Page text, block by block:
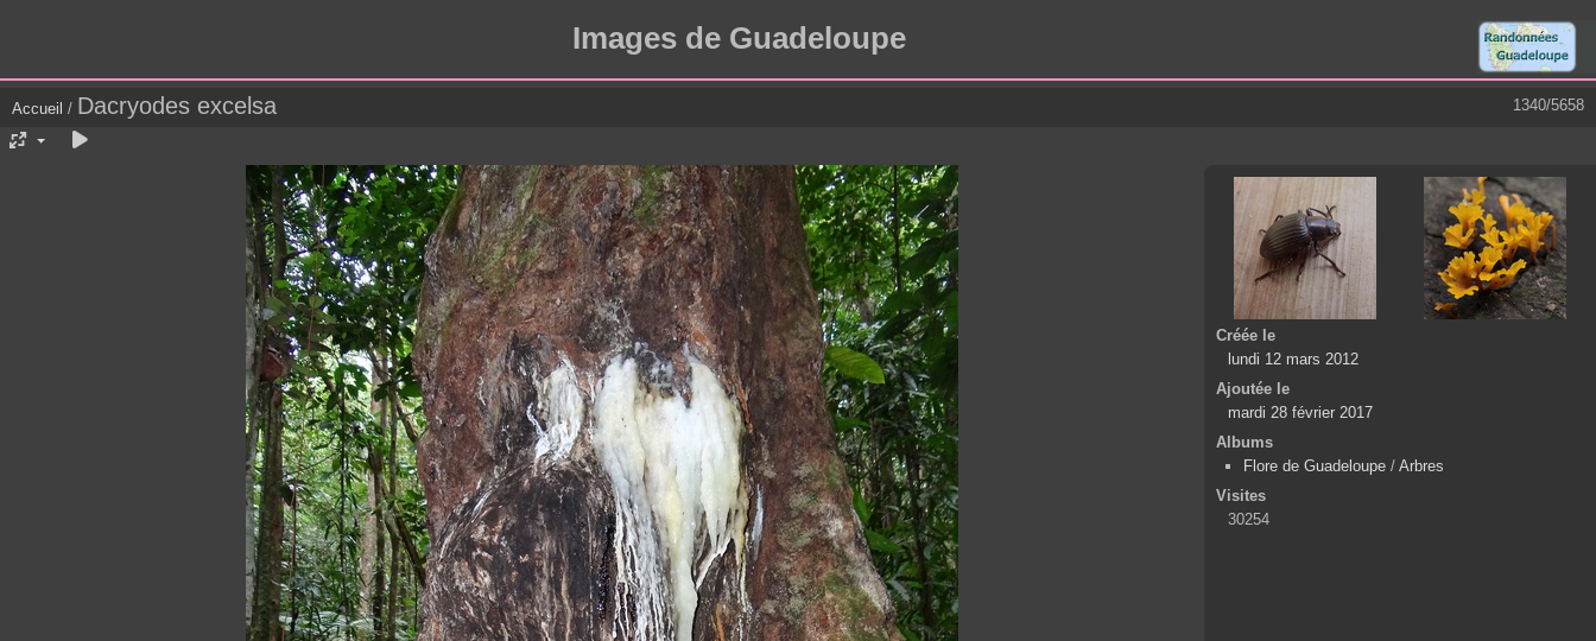
Images de Guadeloupe
1340/5658
Accueil / Dacryodes excelsa
Créée le
lundi 12 mars 2012
Ajoutée le
mardi 28 février 2017
Albums
Flore de Guadeloupe / Arbres
Visites
30254